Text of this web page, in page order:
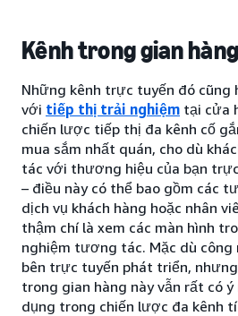
Kênh trong gian hàng
Những kênh trực tuyến đó cũng
với tiếp thị trải nghiệm tại cửa
chiến lược tiếp thị đa kênh cố
mua sắm nhất quán, cho dù
tác với thương hiệu của bạn
– điều này có thể bao gồm các
dịch vụ khách hàng hoặc nhân
thậm chí là xem các màn hình
nghiệm tương tác. Mặc dù công
bên trực tuyến phát triển,
trong gian hàng này vẫn rất có
dụng trong chiến lược đa kênh